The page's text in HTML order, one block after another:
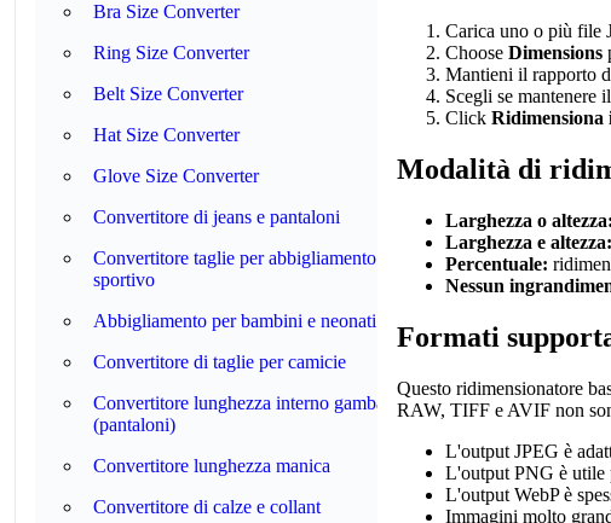
Bra Size Converter
Ring Size Converter
Belt Size Converter
Hat Size Converter
Glove Size Converter
Convertitore di jeans e pantaloni
Convertitore taglie per abbigliamento
sportivo
Abbigliamento per bambini e neonati
Convertitore di taglie per camicie
Convertitore lunghezza interno gamba
(pantaloni)
Convertitore lunghezza manica
Convertitore di calze e collant
Carica uno o più file
Choose Dimensions
Mantieni il rapporto
Scegli se mantenere
Click Ridimensiona
Modalità di
Larghezza o altezza:
Larghezza e altezza:
Percentuale:
Nessun
Formati
Questo ridimensionatore
RAW, TIFF e AVIF non
L'output JPEG è
L'output PNG è utile
L'output WebP è
Immagini molto